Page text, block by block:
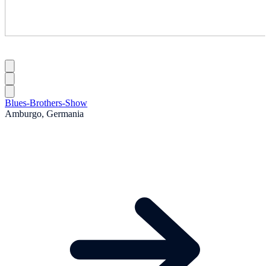
Blues-Brothers-Show
Amburgo, Germania